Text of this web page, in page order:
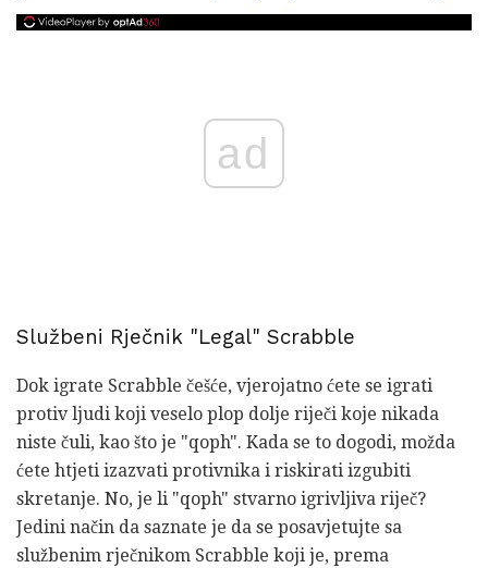
ad
Službeni Rječnik "Legal" Scrabble
Dok igrate Scrabble češće, vjerojatno ćete se igrati
protiv ljudi koji veselo plop dolje riječi koje nikada
niste čuli, kao što je "qoph". Kada se to dogodi, možda
ćete htjeti izazvati protivnika i riskirati izgubiti
skretanje. No, je li "qoph" stvarno igrivljiva riječ?
Jedini način da saznate je da se posavjetujte sa
službenim rječnikom Scrabble koji je, prema